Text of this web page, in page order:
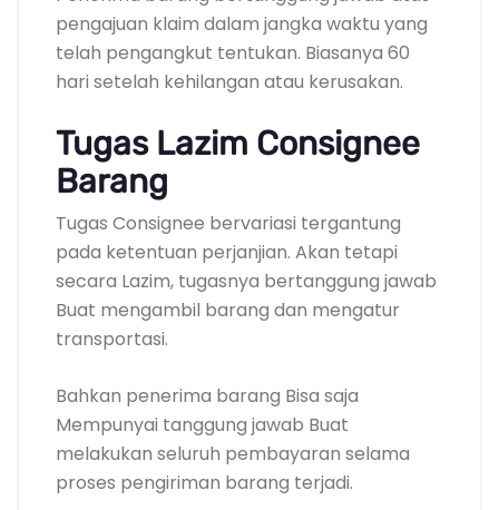
pengajuan klaim dalam jangka waktu yang
telah pengangkut tentukan. Biasanya 60
hari setelah kehilangan atau kerusakan.
Tugas Lazim Consignee
Barang
Tugas Consignee bervariasi tergantung
pada ketentuan perjanjian. Akan tetapi
secara Lazim, tugasnya bertanggung jawab
Buat mengambil barang dan mengatur
transportasi.
Bahkan penerima barang Bisa saja
Mempunyai tanggung jawab Buat
melakukan seluruh pembayaran selama
proses pengiriman barang terjadi.